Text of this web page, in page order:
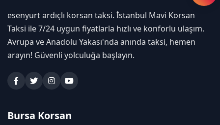
esenyurt ardıçlı korsan taksi. İstanbul Mavi Korsan
Taksi ile 7/24 uygun fiyatlarla hızlı ve konforlu ulaşım.
Avrupa ve Anadolu Yakası'nda anında taksi, hemen
arayın! Güvenli yolculuğa başlayın.
Bursa Korsan